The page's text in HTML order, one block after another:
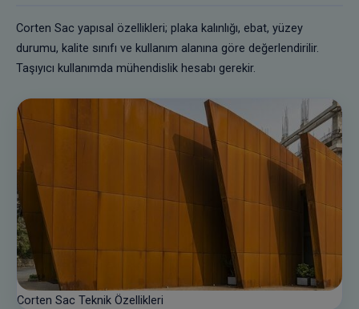
Corten Sac yapısal özellikleri; plaka kalınlığı, ebat, yüzey
durumu, kalite sınıfı ve kullanım alanına göre değerlendirilir.
Taşıyıcı kullanımda mühendislik hesabı gerekir.
Corten Sac Teknik Özellikleri